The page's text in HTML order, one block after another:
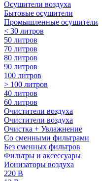
Осушители воздуха
Бытовые осушители
Промышленные осушители
< 30 литров
50 литров
70 литров
80 литров
90 литров
100 литров
> 100 литров
40 литров
60 литров
Очистители воздуха
Очистители воздуха
Очистка + Увлажнение
Cо сменными фильтрами
Без сменных фильтров
Фильтры и аксессуары
Ионизаторы воздуха
220 В